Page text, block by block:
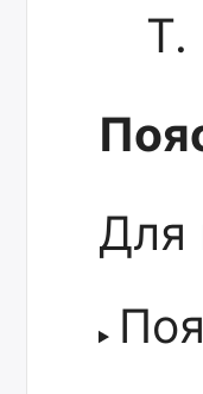
Т.
Для